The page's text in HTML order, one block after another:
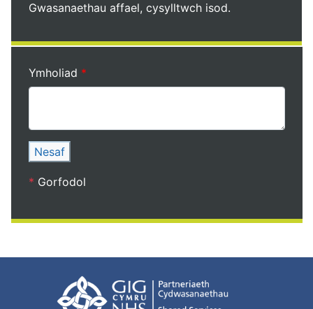
Gwasanaethau affael, cysylltwch isod.
Ymholiad
Nesaf
* Gorfodol